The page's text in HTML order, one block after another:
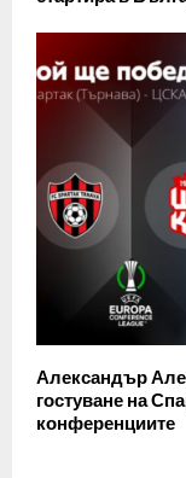
Александър
гостуване на
конференциите